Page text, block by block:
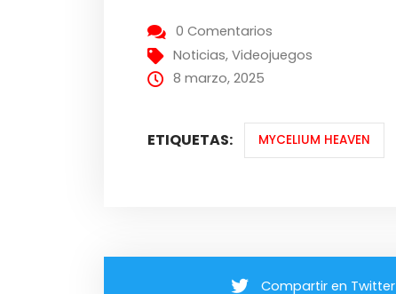
0 Comentarios
Noticias,Videojuegos
8 marzo, 2025
ETIQUETAS: MYCELIUM HEAVEN
Compartir en Twitter